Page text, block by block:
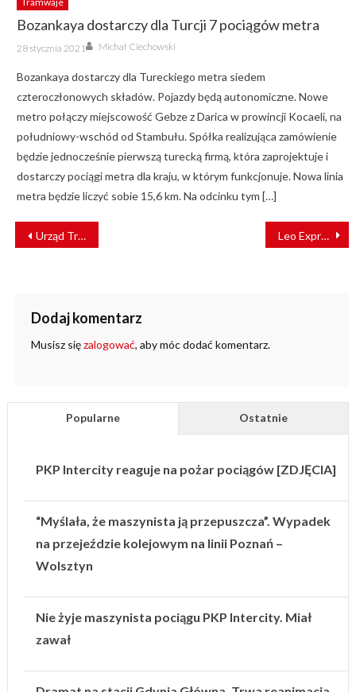
Bozankaya dostarczy dla Turcji 7 pociągów metra
Posted
on
28 stycznia 2021 Author
Michał Ciechowski
Bozankaya dostarczy dla Tureckiego metra siedem
czteroczłonowych składów. Pojazdy będą autonomiczne. Nowe
metro połączy miejscowość Gebze z Darica w prowincji Kocaeli, na
południowy-wschód od Stambułu. Spółka realizująca zamówienie
będzie jednocześnie pierwszą turecką firmą, która zaprojektuje i
dostarczy pociągi metra dla kraju, w którym funkcjonuje. Nowa linia
metra będzie liczyć sobie 15,6 km. Na odcinku tym […]
NAWIGACJA
WPISU
Urząd Transportu Kolejowego: rekordowy rok kolei w Polsce Leo Express zwiększa ofertę w Polsce i szykuje połączenie z Niemcami
Dodaj komentarz
Musisz sięzalogować, aby móc dodać komentarz.
Popularne Ostatnie
PKP Intercity reaguje na pożar pociągów [ZDJĘCIA]
“Myślała, że maszynista ją przepuszcza”. Wypadek
na przejeździe kolejowym na linii Poznań –
Wolsztyn
Nie żyje maszynista pociągu PKP Intercity. Miał
zawał